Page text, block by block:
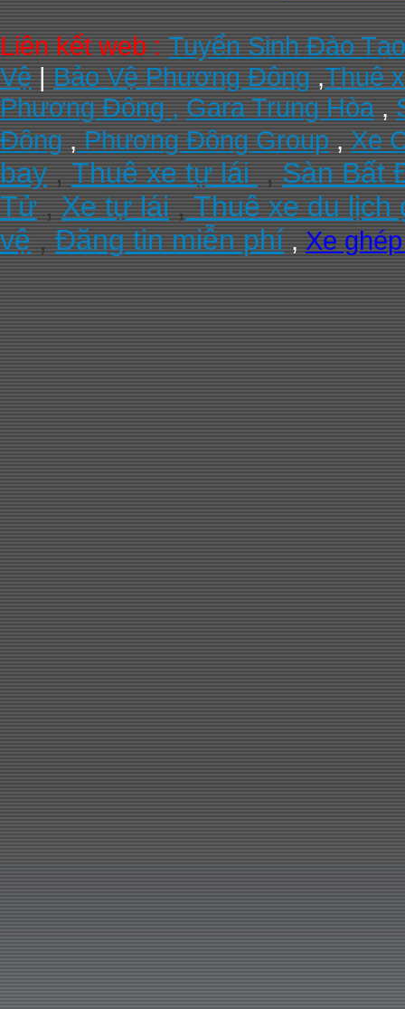
Liên kết web : Tuyển Sinh Đào Tạo
Vệ | Bảo Vệ Phương Đông ,Thuê
Phương Đông , Gara Trung Hòa,
Đông , Phương Đông Group , Xe
bay , Thuê xe tự lái , Sàn Bất
Tử , Xe tự lái , Thuê xe du lịch
vệ , Đăng tin miễn phí , Xe